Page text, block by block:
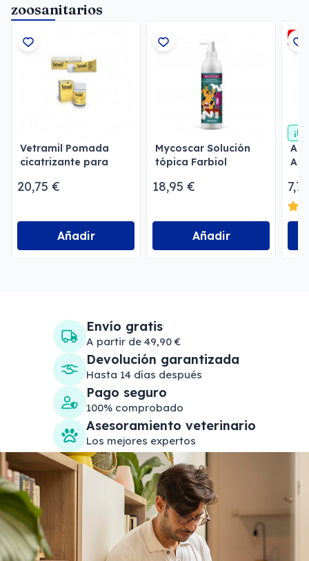
zoosanitarios
Vetramil Pomada
cicatrizante para
20,75 €
Añadir
Mycoscar Solución
tópica Farbiol
18,95 €
Añadir
-
Envío gratis
A partir de 49,90 €
Devolución garantizada
Hasta 14 días después
Pago seguro
100% comprobado
Asesoramiento veterinario
Los mejores expertos